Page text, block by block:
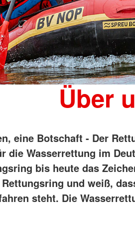
Über
eine Botschaft - Der
die Wasserrettung im
bis heute das
und weiß,
steht. Die